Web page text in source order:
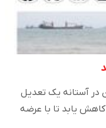
در آستانه یک تعدیل
یابد تا با عرضه